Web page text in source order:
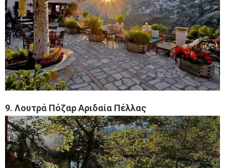
9. Λουτρά Πόζαρ Αριδαία Πέλλας